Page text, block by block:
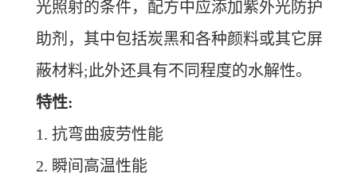
光照射的条件，配方中应添加紫外光防护
助剂，其中包括炭黑和各种颜料或其它屏
蔽材料;此外还具有不同程度的水解性。
特性:
1. 抗弯曲疲劳性能
2. 瞬间高温性能